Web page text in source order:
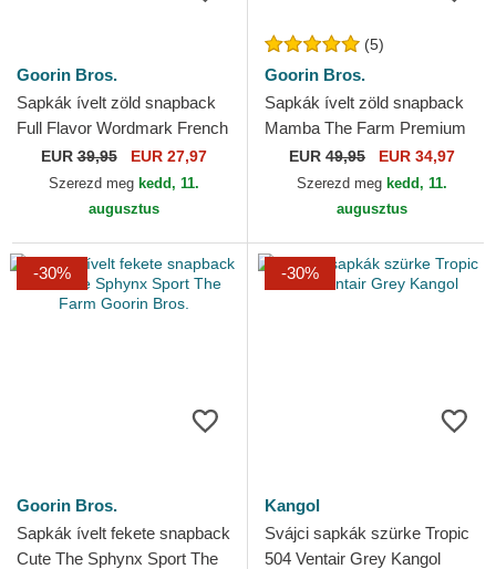
Goorin Bros.
Sapkák ívelt zöld snapback
Full Flavor Wordmark French
Terry The Farm Goorin Bros.
EUR39,95 EUR 27,97
Szerezd meg kedd, 11.
augusztus
(5)
Goorin Bros.
Sapkák ívelt zöld snapback
Mamba The Farm Premium
The Farm Goorin Bros.
EUR 49,95 EUR 34,97
Szerezd meg kedd, 11.
augusztus
-30%
Goorin Bros.
Sapkák ívelt fekete snapback
Cute The Sphynx Sport The
-30%
Kangol
Svájci sapkák szürke Tropic
504 Ventair Grey Kangol